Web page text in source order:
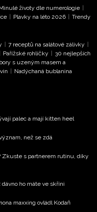
ODESLAT
sObchodními
organizaci a
souhlasíte se
podle
, zaškrtněte toto pole.
životy dle numerologie
Plavky na léto 2026
Trendy
7 receptů na salátové zálivky
Pařížské rohlíčky
30 nejlepších
s uzeným masem a
Nadýchaná bublanina
palec a mají kitten heel
než se zdá
Zkuste s partnerem rutinu, díky
ho máte ve skříni
maxxing ovládl Kodaň